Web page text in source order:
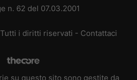
n. 62 del 07.03.2001
i diritti riservati - Contattaci
su questo sito sono gestite da